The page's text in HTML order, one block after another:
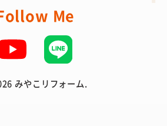
Me
みやこリフォーム.